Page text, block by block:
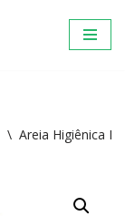
\ Areia Higiênica